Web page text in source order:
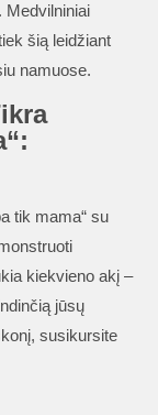
Medvilniniai
šią leidžiant
namuose.
tik mama“ su
kiekvieno akį –
jūsų
susikursite